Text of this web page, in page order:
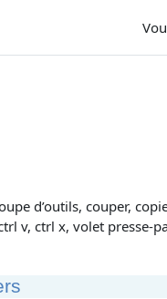
d’outils, couper,
v, ctrl x, volet presse-